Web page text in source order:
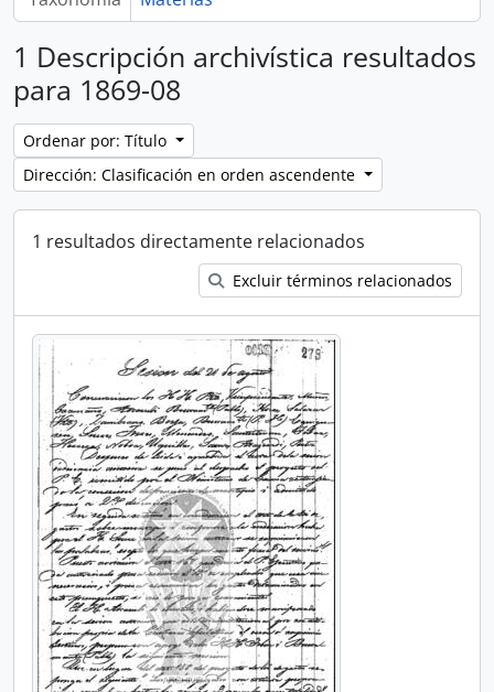
1 Descripción archivística resultados
para 1869-08
Ordenar por: Título
Dirección: Clasificación en orden ascendente
1 resultados directamente relacionados
Excluir términos relacionados